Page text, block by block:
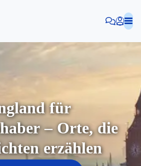
für
– Orte, die
erzählen